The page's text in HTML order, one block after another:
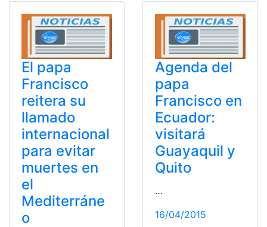
El papa
Francisco
reitera su
llamado
internacional
para evitar
muertes en
el
Mediterráne
o
Agenda del
papa
Francisco en
Ecuador:
visitará
Guayaquil y
Quito
…
16/04/2015